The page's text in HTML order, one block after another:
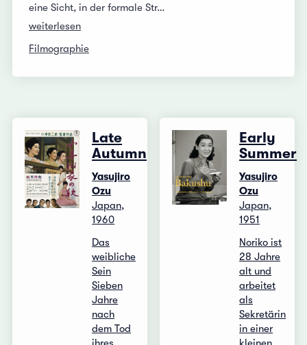
eine Sicht, in der formale Str…
weiterlesen
Filmographie
Late
Autumn
Yasujiro
Ozu
Japan,
1960
Das
weibliche
Sein
Sieben
Jahre
nach
dem Tod
Early
Summer
Yasujiro
Ozu
Japan,
1951
Noriko ist
28 Jahre
alt und
arbeitet
als
Sekretärin
in einer